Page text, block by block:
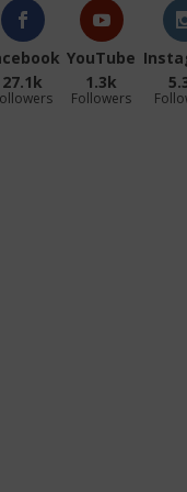
27.1k
YouTube
1.3k
Followers